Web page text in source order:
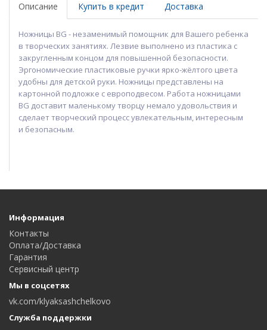
Описание Купить в кредит Доставка
Ножницы BG - незаменимый помощник для Вашего ребенка
в творческих занятиях. Лезвие выполнено из пластика с
закругленным концом для повышенной безопасности.
Эргономические пластиковые ручки ярко-жёлтого цвета
удобны для детской руки. Ножницы представлены на
картонной подложке с европодвесом. Работа ножницами
BG доставит маленькому творцу немало удовольствия и
сделает творческий процесс увлекательным, интересным
и безопасным.
Информация
Контакты
Оплата/Доставка
Гарантия
Сервисный центр
Мы в соцсетях
vk.com/klyaksashchelkovo
Служба поддержки